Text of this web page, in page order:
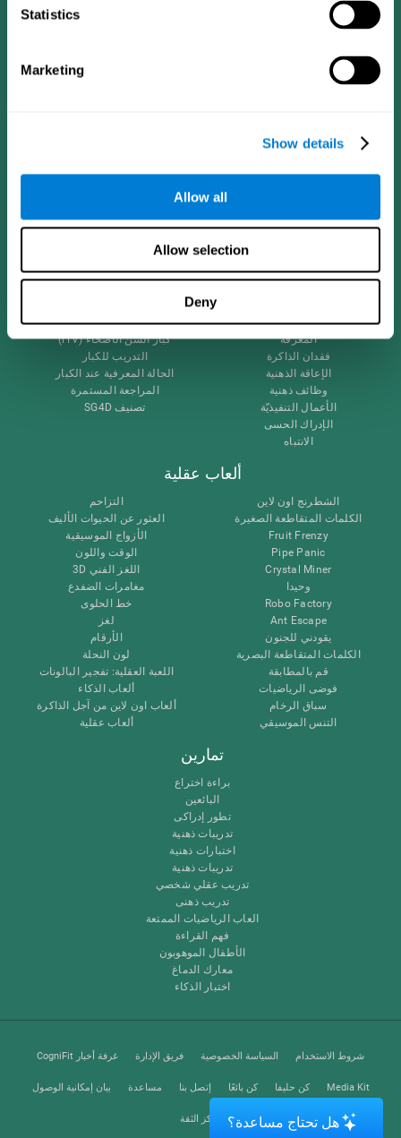
Statistics
Marketing
Show details
Allow all
Allow selection
Deny
دماغك
حقائق عن دماغك
اللدونة العصبية
المعرفة
فقدان الذاكرة
الإعاقة الذهنية
وظائف ذهنية
الأعمال التنفيذيّة
الإدراك الحسى
الانتباه
البحث
التحقق من صحة العلاجات الرقمية
ألعاب الكمبيوتر
التقييم الشمولي
كبار السن الأصحاء (iTV)
التدريب للكبار
الحالة المعرفية عند الكبار
المراجعة المستمرة
تصنيف SG4D
ألعاب عقلية
الشطرنج اون لاين
الكلمات المتقاطعة الصغيرة
Fruit Frenzy
Pipe Panic
Crystal Miner
وحيدا
Robo Factory
Ant Escape
يقودني للجنون
الكلمات المتقاطعة البصرية
قم بالمطابقة
فوضى الرياضيات
سباق الرخام
التنس الموسيقي
التزاحم
العثور عن الحيوات الأليف
الأزواج الموسيقية
الوقت واللون
اللغز الفني 3D
مغامرات الضفدع
خط الحلوى
لغز
الأرقام
لون النحلة
اللعبة العقلية: تفجير البالونات
ألعاب الذكاء
ألعاب اون لاين من آجل الذاكرة
ألعاب عقلية
تمارين
براءة اختراع
البائعين
تطور إدراكى
تدريبات ذهنية
اختبارات ذهنية
تدريبات ذهنية
تدريب عقلي شخصي
تدريب ذهنى
العاب الرياضيات الممتعة
فهم القراءة
الأطفال الموهوبون
معارك الدماغ
اختبار الذكاء
شروط الاستخدام السياسة الخصوصية فريق الإدارة غرفة أخبار CogniFit
Media Kit كن حليفا كن بائعًا إتصل بنا مساعدة بيان إمكانية الوصول
مركز الثقة هل تحتاج مساعدة؟